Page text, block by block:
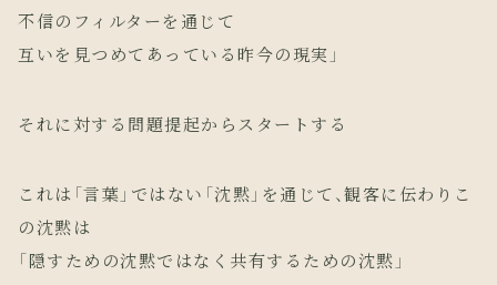
不信のフィルターを通じて
互いを見つめてあっている昨今の現実」
それに対する問題提起からスタートする
これは「言葉」ではない「沈黙」を通じて、観客に伝わりこ
の沈黙は
「隠すための沈黙ではなく共有するための沈黙」